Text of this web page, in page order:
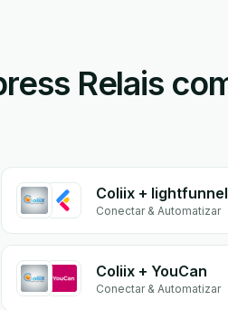
Relais
Coliix +
Conectar & Automatizar
Coliix + YouCan
Conectar & Automatizar